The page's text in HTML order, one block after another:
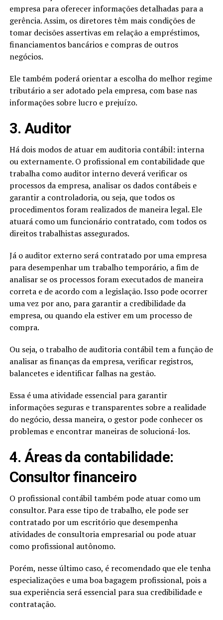
empresa para oferecer informações detalhadas para a
gerência. Assim, os diretores têm mais condições de
tomar decisões assertivas em relação a empréstimos,
financiamentos bancários e compras de outros
negócios.
Ele também poderá orientar a escolha do melhor regime
tributário a ser adotado pela empresa, com base nas
informações sobre lucro e prejuízo.
3. Auditor
Há dois modos de atuar em auditoria contábil: interna
ou externamente. O profissional em contabilidade que
trabalha como auditor interno deverá verificar os
processos da empresa, analisar os dados contábeis e
garantir a controladoria, ou seja, que todos os
procedimentos foram realizados de maneira legal. Ele
atuará como um funcionário contratado, com todos os
direitos trabalhistas assegurados.
Já o auditor externo será contratado por uma empresa
para desempenhar um trabalho temporário, a fim de
analisar se os processos foram executados de maneira
correta e de acordo com a legislação. Isso pode ocorrer
uma vez por ano, para garantir a credibilidade da
empresa, ou quando ela estiver em um processo de
compra.
Ou seja, o trabalho de auditoria contábil tem a função de
analisar as finanças da empresa, verificar registros,
balancetes e identificar falhas na gestão.
Essa é uma atividade essencial para garantir
informações seguras e transparentes sobre a realidade
do negócio, dessa maneira, o gestor pode conhecer os
problemas e encontrar maneiras de solucioná-los.
4. Áreas da contabilidade:
Consultor financeiro
O profissional contábil também pode atuar como um
consultor. Para esse tipo de trabalho, ele pode ser
contratado por um escritório que desempenha
atividades de consultoria empresarial ou pode atuar
como profissional autônomo.
Porém, nesse último caso, é recomendado que ele tenha
especializações e uma boa bagagem profissional, pois a
sua experiência será essencial para sua credibilidade e
contratação.